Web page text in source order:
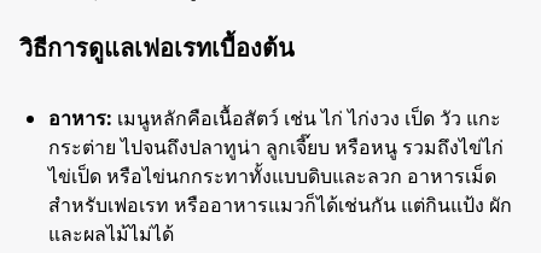
วิธีการดูแลเฟอเรทเบื้องต้น
อาหาร: เมนูหลักคือเนื้อสัตว์ เช่น ไก่ ไก่งวง เป็ด วัว แกะ
กระต่าย ไปจนถึงปลาทูน่า ลูกเจี๊ยบ หรือหนู รวมถึงไข่ไก่
ไข่เป็ด หรือไข่นกกระทาทั้งแบบดิบและลวก อาหารเม็ด
สำหรับเฟอเรท หรืออาหารแมวก็ได้เช่นกัน แต่กินแป้ง ผัก
และผลไม้ไม่ได้